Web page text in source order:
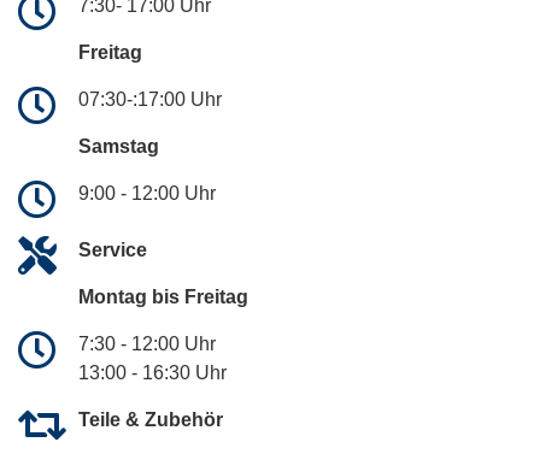
7:30- 17:00 Uhr
Freitag
07:30-:17:00 Uhr
Samstag
9:00 - 12:00 Uhr
Service
Montag bis Freitag
7:30 - 12:00 Uhr
13:00 - 16:30 Uhr
Teile & Zubehör